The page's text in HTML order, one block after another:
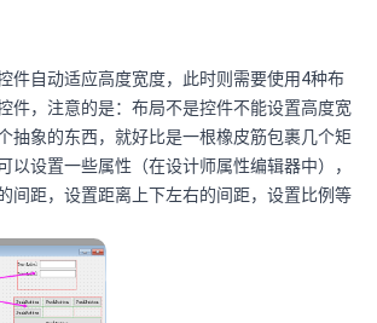
件自动适应高度宽度，此时则需要使用4种布
件，注意的是：布局不是控件不能设置高度宽
抽象的东西，就好比是一根橡皮筋包裹几个矩
以设置一些属性（在设计师属性编辑器中），
间距，设置距离上下左右的间距，设置比例等